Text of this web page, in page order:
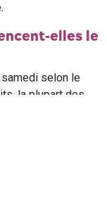
elles le
selon le
la plupart des